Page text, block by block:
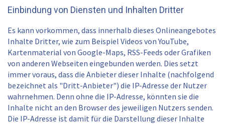
Einbindung von Diensten und Inhalten Dritter
Es kann vorkommen, dass innerhalb dieses Onlineangebotes
Inhalte Dritter, wie zum Beispiel Videos von YouTube,
Kartenmaterial von Google-Maps, RSS-Feeds oder Grafiken
von anderen Webseiten eingebunden werden. Dies setzt
immer voraus, dass die Anbieter dieser Inhalte (nachfolgend
bezeichnet als "Dritt-Anbieter") die IP-Adresse der Nutzer
wahrnehmen. Denn ohne die IP-Adresse, könnten sie die
Inhalte nicht an den Browser des jeweiligen Nutzers senden.
Die IP-Adresse ist damit für die Darstellung dieser Inhalte